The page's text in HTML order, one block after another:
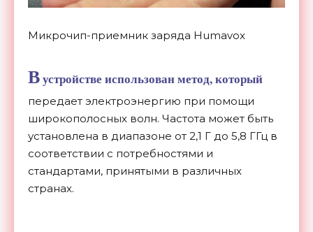
Микрочип-приемник заряда Humavox
Вустройстве использован метод, который
передает электроэнергию при помощи
широкополосных волн. Частота может быть
установлена в диапазоне от 2,1 Г до 5,8 ГГц в
соответствии с потребностями и
стандартами, принятыми в различных
странах.